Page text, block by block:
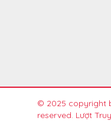
© 2025 copyright
reserved. Lượt